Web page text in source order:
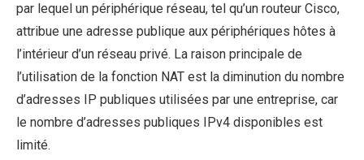
par lequel un périphérique réseau, tel qu’un routeur Cisco,
attribue une adresse publique aux périphériques hôtes à
l’intérieur d’un réseau privé. La raison principale de
l’utilisation de la fonction NAT est la diminution du nombre
d’adresses IP publiques utilisées par une entreprise, car
le nombre d’adresses publiques IPv4 disponibles est
limité.